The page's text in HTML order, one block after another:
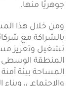
جوهريًا منها.
ومن خلال هذا
بالشراكة مع
تشغيل وتعزيز
المنطقة
المساحة بيئة
والاجتماعي،